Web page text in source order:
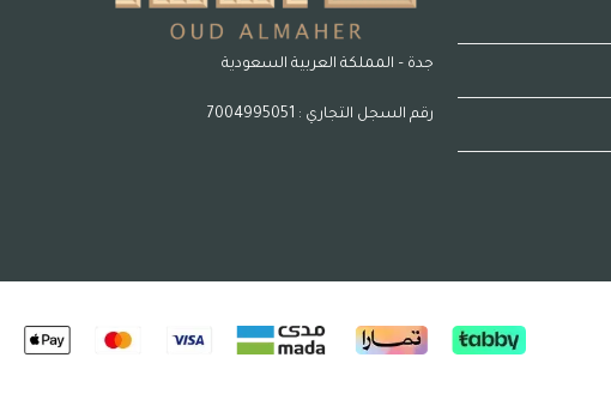
جدة – المملكة العربية السعودية
رقم السجل التجاري : 7004995051